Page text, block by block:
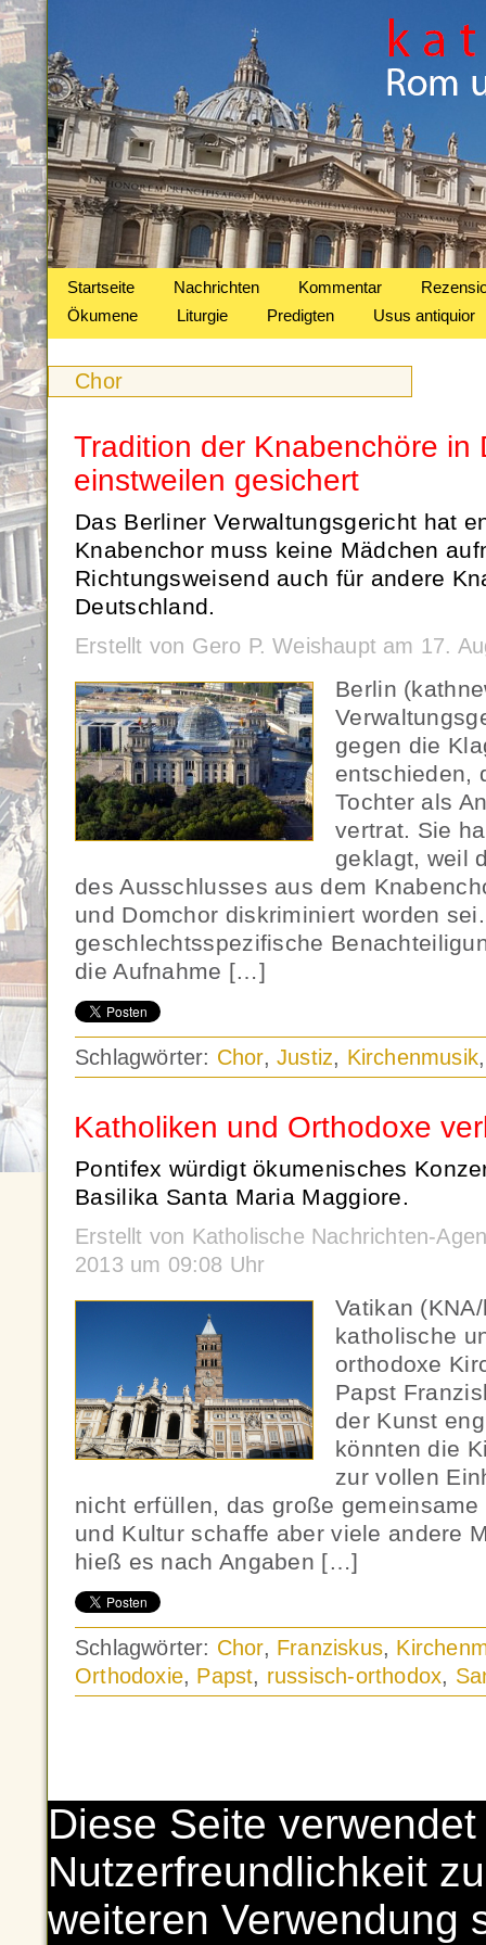
Startseite Nachrichten Kommentar
Ökumene
Liturgie Predigten Usus antiquior
Chor
Tradition der Knabenchöre in
einstweilen gesichert
Das Berliner Verwaltungsgericht hat
Knabenchor muss keine Mädchen
Richtungsweisend auch für andere
Deutschland.
Erstellt von Gero P. Weishaupt am 17.
Berlin
gegen die
entschieden,
Tochter als
vertrat. Sie
geklagt, weil
des Ausschlusses aus dem
und Domchor diskriminiert worden
geschlechtsspezifische
die Aufnahme […]
Schlagwörter: Chor,Justiz, Kirchenmusik
Katholiken und Orthodoxe
Pontifex würdigt ökumenisches
Basilika Santa Maria Maggiore.
Erstellt von Katholische Nachrichten-
2013 um 09:08 Uhr
Vatikan
katholische
orthodoxe
Papst
der Kunst
könnten die
zur vollen
nicht erfüllen, das große
und Kultur schaffe aber viele andere
hieß es nach Angaben […]
Schlagwörter: Chor, Franziskus,
Orthodoxie, Papst, russisch-orthodox,
Diese Seite
Nutzerfreundlichkeit
weiteren Verwendung